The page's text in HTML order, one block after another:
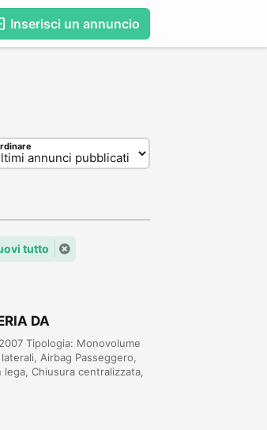
Inserisci un annuncio
tutto
DA
Tipologia: Monovolume
Airbag Passeggero,
Chiusura centralizzata,
Crui...